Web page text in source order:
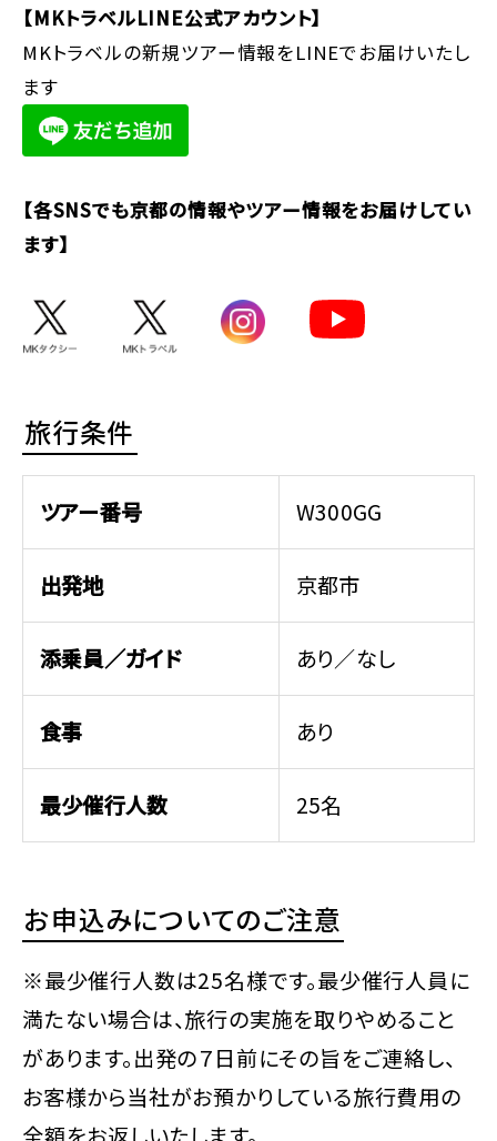
【MKトラベルLINE公式アカウント】
MKトラベルの新規ツアー情報をLINEでお届けいたし
ます
【各SNSでも京都の情報やツアー情報をお届けしてい
ます】
旅行条件
ツアー番号 W300GG
出発地 京都市
添乗員／ガイド あり／なし
食事 あり
最少催行人数 25名
お申込みについてのご注意
※最少催行人数は25名様です。最少催行人員に
満たない場合は、旅行の実施を取りやめること
があります。出発の７日前にその旨をご連絡し、
お客様から当社がお預かりしている旅行費用の